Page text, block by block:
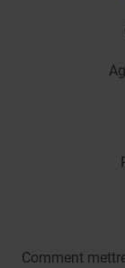
Comment